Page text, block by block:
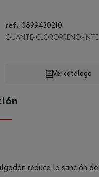
ref.: 0899430210
GUANTE-CLOROPRENO-
CANTIDAD
Ver catálogo
reduce la sanción